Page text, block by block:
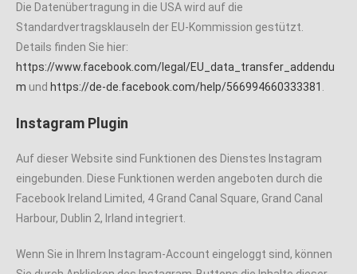
Die Datenübertragung in die USA wird auf die
Standardvertragsklauseln der EU-Kommission gestützt.
Details finden Sie hier:
https://www.facebook.com/legal/EU_data_transfer_addendu
m und https://de-de.facebook.com/help/566994660333381
Instagram Plugin
Auf dieser Website sind Funktionen des Dienstes Instagram
eingebunden. Diese Funktionen werden angeboten durch die
Facebook Ireland Limited, 4 Grand Canal Square, Grand Canal
Harbour, Dublin 2, Irland integriert.
Wenn Sie in Ihrem Instagram-Account eingeloggt sind, können